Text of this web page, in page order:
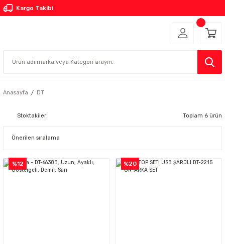
Kargo Takibi
Anasayfa DT
Stoktakiler Toplam 6 ürün
%12 %20